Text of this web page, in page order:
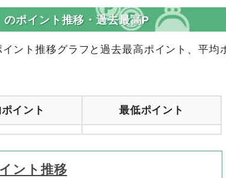
登録はコチラ サイトへ行く
ポイント推移・過去最高P
イント推移グラフと過去最高ポイント、平均ポ
イント